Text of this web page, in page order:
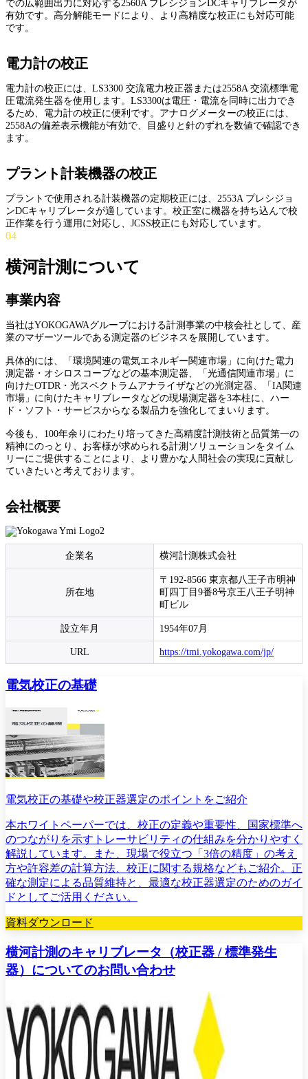
での広範囲出力に対応する2560A プレシジョンDCキャリブレータが
有効です。高分解能モードにより、より高精度な校正にも対応可能
です。
電力計の校正
電力計の校正には、LS3300 交流電力校正器または2558A 交流標準電
圧電流発生器を使用します。LS3300は電圧・電流を同時に出力でき
るため、電力計の校正に便利です。アナログメーターの校正には、
2558Aの偏差表示機能が有効で、目盛りと針のずれを数値で確認でき
ます。
プラント計装機器の校正
プラントで使用される計装機器の定期校正には、2553A プレシジョ
ンDCキャリブレータが適しています。校正室に機器を持ち込んで校
正作業を行う運用に対応し、JCSS校正にも対応しています。
04
横河計測について
事業内容
当社はYOKOGAWAグループにおける計測事業の中核会社として、産
業のマザーツールである測定器のビジネスを展開しています。
具体的には、「環境関連の電気エネルギー関連市場」に向けた電力
測定器・オシロスコープなどの基本測定器、「光通信関連市場」に
向けたOTDR・光スペクトラムアナライザなどの光測定器、「IA関連
市場」に向けたキャリブレータなどの現場測定器を3本柱に、ハー
ド・ソフト・サービスからなる製品力を強化してまいります。
今後も、100年余りにわたり培ってきた高精度計測技術と品質第一の
精神にのっとり、お客様が求められる計測ソリューションをタイム
リーにご提供することにより、より豊かな人間社会の実現に貢献し
ていきたいと考えております。
会社概要
企業名 横河計測株式会社
所在地
〒192-8566 東京都八王子市明神
町四丁目9番8号京王八王子明神
町ビル
設立年月 1954年07月
URL https://tmi.yokogawa.com/jp/
電気校正の基礎
電気校正の基礎や校正器選定のポイントをご紹介
本ホワイトペーパーでは、校正の定義や重要性、国家標準へ
のつながりを示すトレーサビリティの仕組みを分かりやすく
解説しています。また、現場で役立つ「3倍の精度」の考え
方や許容差の計算方法、校正に関する規格などもご紹介。正
確な測定による品質維持と、最適な校正器選定のためのガイ
ドとしてご活用ください。
資料ダウンロード
横河計測のキャリブレータ（校正器 / 標準発生
器）についてのお問い合わせ